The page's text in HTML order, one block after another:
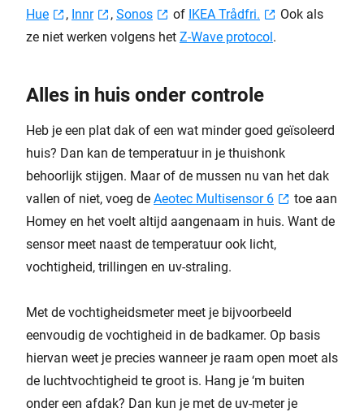
Hue
, Innr , Sonos of IKEA Trådfri.
Ook als
ze niet werken volgens het Z-Wave protocol.
Alles in huis onder controle
Heb je een plat dak of een wat minder goed geïsoleerd
huis? Dan kan de temperatuur in je thuishonk
behoorlijk stijgen. Maar of de mussen nu van het dak
vallen of niet, voeg de Aeotec Multisensor 6
toe aan
Homey en het voelt altijd aangenaam in huis. Want de
sensor meet naast de temperatuur ook licht,
vochtigheid, trillingen en uv-straling.
Met de vochtigheidsmeter meet je bijvoorbeeld
eenvoudig de vochtigheid in de badkamer. Op basis
hiervan weet je precies wanneer je raam open moet als
de luchtvochtigheid te groot is. Hang je ‘m buiten
onder een afdak? Dan kun je met de uv-meter je